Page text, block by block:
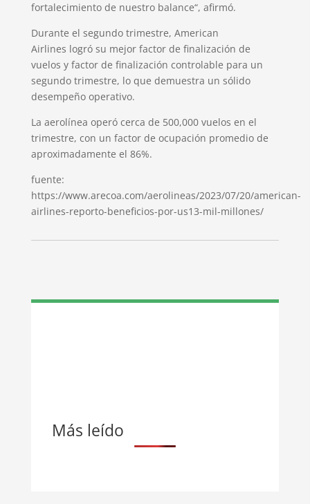
fortalecimiento de nuestro balance“, afirmó.
Durante el segundo trimestre, American
Airlines logró su mejor factor de finalización de
vuelos y factor de finalización controlable para un
segundo trimestre, lo que demuestra un sólido
desempeño operativo.
La aerolínea operó cerca de 500,000 vuelos en el
trimestre, con un factor de ocupación promedio de
aproximadamente el 86%.
fuente:
https://www.arecoa.com/aerolineas/2023/07/20/american-
airlines-reporto-beneficios-por-us13-mil-millones/
Más leído